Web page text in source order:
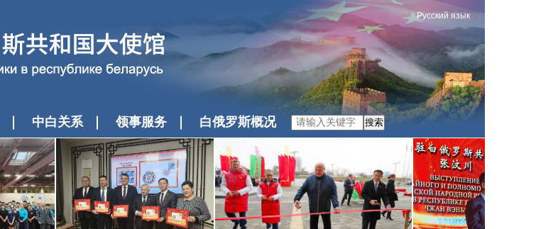
Русский язык
中白关系 领事服务 白俄罗斯概况 搜索